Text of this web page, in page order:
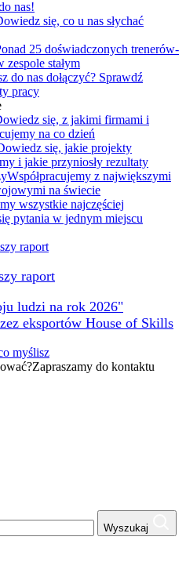
nas!
się, co u nas słychać
25 doświadczonych trenerów-
zespole stałym
do nas dołączyć? Sprawdź
pracy
się, z jakimi firmami i
na co dzień
się, jakie projekty
i jakie przyniosły rezultaty
Współpracujemy z największymi
na świecie
wszystkie najczęściej
pytania w jednym miejscu
raport
ludzi na rok 2026"
eksportów House of Skills
myślisz
Zapraszamy do kontaktu
Wyszukaj